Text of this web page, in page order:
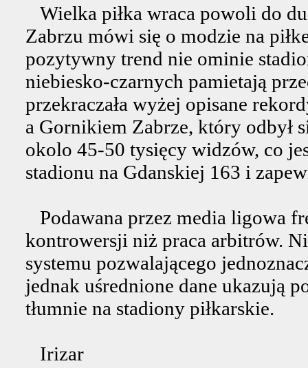
Wielka piłka wraca powoli do
Zabrzu mówi się o modzie na
pozytywny trend nie ominie
niebiesko-czarnych pamietają
przekraczała wyżej opisane
a Gornikiem Zabrze, który odbył
okolo 45-50 tysięcy widzów, co
stadionu na Gdanskiej 163 i
Podawana przez media ligowa
kontrowersji niż praca arbitrów.
systemu pozwalającego
jednak uśrednione dane ukazują
tłumnie na stadiony piłkarskie.
Irizar